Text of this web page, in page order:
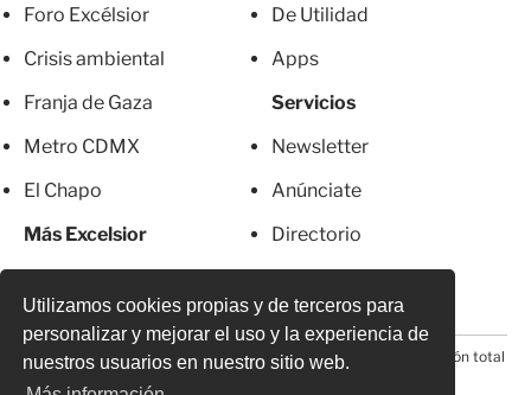
Utilizamos cookies propias y de terceros para
personalizar y mejorar el uso y la experiencia de
nuestros usuarios en nuestro sitio web.
Foro Excélsior
Crisis ambiental
Franja de Gaza
Metro CDMX
El Chapo
Más Excelsior
De Utilidad
Apps
Servicios
Newsletter
Anúnciate
Directorio
© 2026 Todos los derechos reservados. Prohibida la reproducción total
o parcial, incluyendo cualquier medio electrónico*